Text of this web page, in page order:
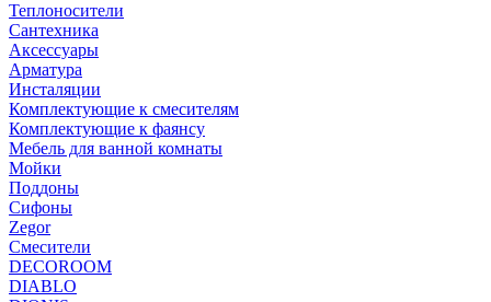
Теплоносители
Сантехника
Аксессуары
Арматура
Инсталяции
Комплектующие к смесителям
Комплектующие к фаянсу
Мебель для ванной комнаты
Мойки
Поддоны
Сифоны
Zegor
Смесители
DECOROOM
DIABLO